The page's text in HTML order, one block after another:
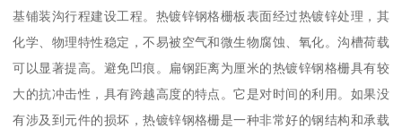
基铺装沟行程建设工程。热镀锌钢格栅板表面经过热镀锌处理，其
化学、物理特性稳定，不易被空气和微生物腐蚀、氧化。沟槽荷载
可以显著提高。避免凹痕。扁钢距离为厘米的热镀锌钢格栅具有较
大的抗冲击性，具有跨越高度的特点。它是对时间的利用。如果没
有涉及到元件的损坏，热镀锌钢格栅是一种非常好的钢结构和承载